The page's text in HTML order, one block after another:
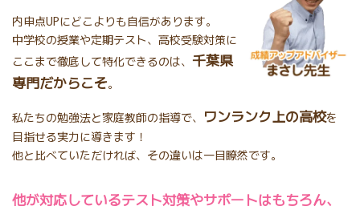
内申点UPにどこよりも自信があります。
中学校の授業や定期テスト、高校受験対策に
ここまで徹底して特化できるのは、 千葉県
専門だからこそ。
私たちの勉強法と家庭教師の指導で、 ワンランク上の高校を
目指せる実力に導きます！
他と比べていただければ、その違いは一目瞭然です。
他が対応しているテスト対策やサポートはもちろん、